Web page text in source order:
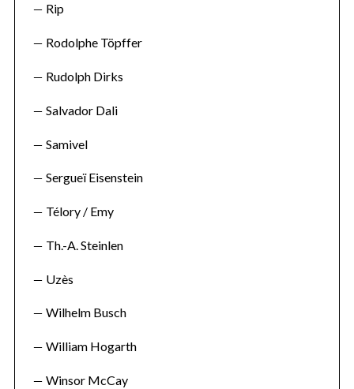
Rip
Rodolphe Töpffer
Rudolph Dirks
Salvador Dali
Samivel
Sergueï Eisenstein
Télory / Emy
Th.-A. Steinlen
Uzès
Wilhelm Busch
William Hogarth
Winsor McCay